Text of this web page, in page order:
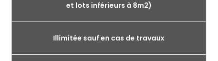
et lots inférieurs à 8m2)
Illimitée sauf en cas de travaux